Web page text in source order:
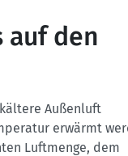
auf den
Außenluft
erwärmt
Luftmenge, dem